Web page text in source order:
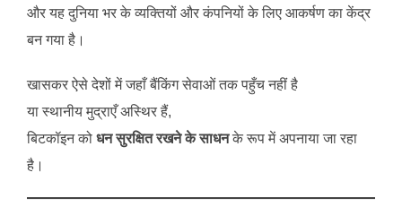
और यह दुनिया भर के व्यक्तियों और कंपनियों के लिए आकर्षण का केंद्र
बन गया है।
खासकर ऐसे देशों में जहाँ बैंकिंग सेवाओं तक पहुँच नहीं है
या स्थानीय मुद्राएँ अस्थिर हैं,
बिटकॉइन को धन सुरक्षित रखने के साधनके रूप में अपनाया जा रहा
है।